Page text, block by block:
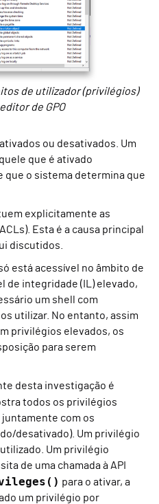
de utilizador (privilégios)
de GPO
ou desativados. Um
que é ativado
o sistema determina que
explicitamente as
Esta é a causa principal
discutidos.
está acessível no âmbito de
de integridade (IL) elevado,
um shell com
utilizar. No entanto, assim
privilégios elevados, os
para serem
desta investigação é
todos os privilégios
com os
desativado). Um privilégio
Um privilégio
de uma chamada à API
para o ativar, a
um privilégio por